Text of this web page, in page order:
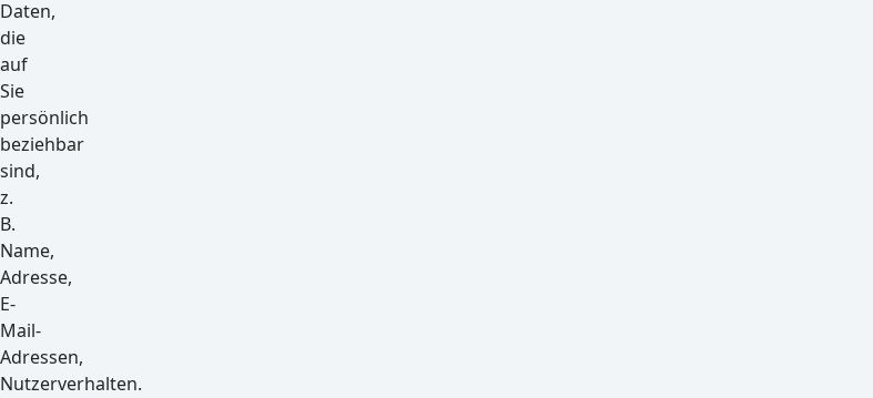
Daten,
die
auf
Sie
persönlich
beziehbar
sind,
z.
B.
Name,
Adresse,
E-
Mail-
Adressen,
Nutzerverhalten.